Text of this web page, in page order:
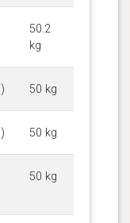
50.2
kg
50 kg
50 kg
50 kg